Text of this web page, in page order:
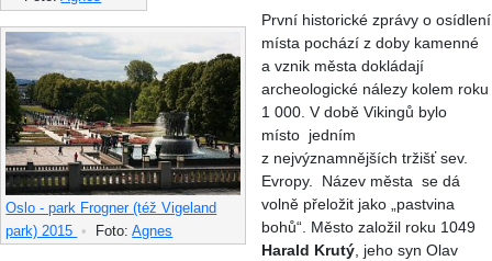
Oslo - park Frogner (též Vigeland
park) 2015 • Foto:Agnes
První historické zprávy o osídlení
místa pochází z doby kamenné
a vznik města dokládají
archeologické nálezy kolem roku
1 000. V době Vikingů bylo
místo jedním
z nejvýznamnějších tržišť sev.
Evropy. Název města se dá
volně přeložit jako „pastvina
bohů“. Město založil roku 1049
Harald Krutý , jeho syn Olav